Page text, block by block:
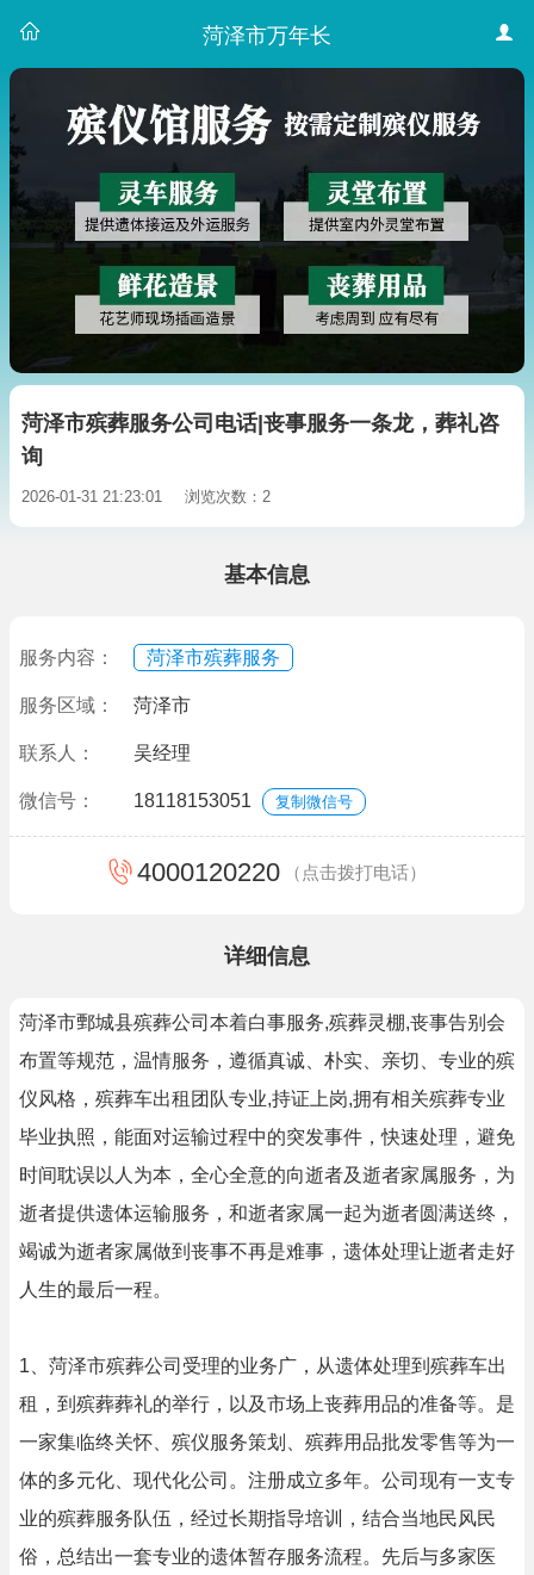
菏泽市万年长
菏泽市殡葬服务公司电话|丧事服务一条龙，葬礼咨
询
2026-01-31 21:23:01 浏览次数：2
基本信息
服务内容： 菏泽市殡葬服务
服务区域： 菏泽市
联系人： 吴经理
微信号： 18118153051 复制微信号
4000120220 （点击拨打电话）
详细信息
菏泽市鄄城县殡葬公司本着白事服务,殡葬灵棚,丧事告别会
布置等规范，温情服务，遵循真诚、朴实、亲切、专业的殡
仪风格，殡葬车出租团队专业,持证上岗,拥有相关殡葬专业
毕业执照，能面对运输过程中的突发事件，快速处理，避免
时间耽误以人为本，全心全意的向逝者及逝者家属服务，为
逝者提供遗体运输服务，和逝者家属一起为逝者圆满送终，
竭诚为逝者家属做到丧事不再是难事，遗体处理让逝者走好
人生的最后一程。
1、菏泽市殡葬公司受理的业务广，从遗体处理到殡葬车出
租，到殡葬葬礼的举行，以及市场上丧葬用品的准备等。是
一家集临终关怀、殡仪服务策划、殡葬用品批发零售等为一
体的多元化、现代化公司。注册成立多年。公司现有一支专
业的殡葬服务队伍，经过长期指导培训，结合当地民风民
俗，总结出一套专业的遗体暂存服务流程。先后与多家医